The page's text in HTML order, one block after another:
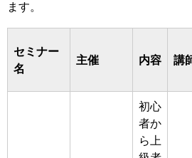
ます。
セミナー
名
主催 内容 講
初心
者か
ら上